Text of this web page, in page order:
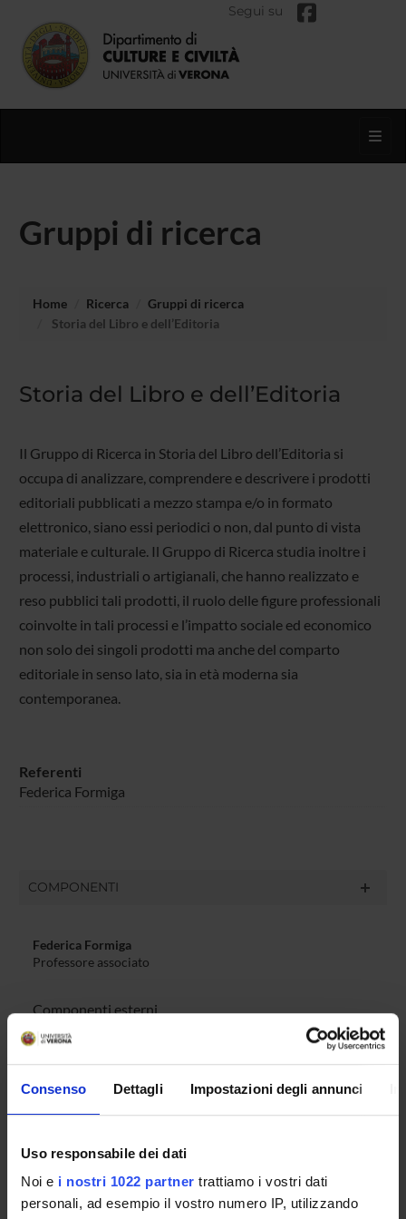
Consenso Dettagli Impostazioni degli annunci
Uso responsabile dei dati
Noi e i nostri 1022 partner trattiamo i vostri dati
personali, ad esempio il vostro numero IP, utilizzando
Segui su
Gruppi di ricerca
Home Ricerca
Gruppi di ricerca
Storia del Libro e dell’Editoria
Storia del Libro e dell’Editoria
Il Gruppo di Ricerca in Storia del Libro dell’Editoria si
occupa di analizzare, comprendere e descrivere i prodotti
editoriali pubblicati a mezzo stampa e/o in formato
elettronico, siano essi periodici o non, dal punto di vista
materiale e culturale. Il Gruppo di Ricerca studia inoltre i
processi, industriali o artigianali, che hanno realizzato e
reso pubblici tali prodotti, il ruolo delle figure professionali
coinvolte in tali processi e l’impatto sociale ed economico
non solo dei singoli prodotti ma anche del comparto
editoriale in senso lato, sia in età moderna sia
contemporanea.
Referenti
Federica Formiga
COMPONENTI
Federica Formiga
Professore associato
Componenti esterni
Gianfranco Crupi
Università degli Studi di Roma “La Sapienza”
Giuseppe Parlato
Università di Bologna